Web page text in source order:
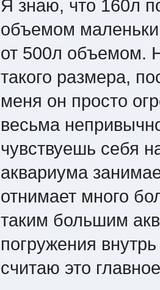
Я знаю, что 160л
объемом
от 500л объемом.
такого размера,
меня он просто
весьма
чувствуешь себя
аквариума
отнимает много
таким большим
погружения
считаю это